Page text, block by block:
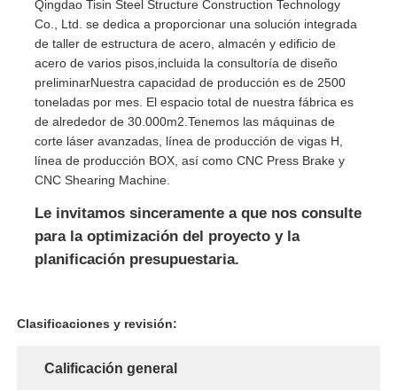
Qingdao Tisin Steel Structure Construction Technology
Co., Ltd. se dedica a proporcionar una solución integrada
de taller de estructura de acero, almacén y edificio de
acero de varios pisos,incluida la consultoría de diseño
preliminarNuestra capacidad de producción es de 2500
toneladas por mes. El espacio total de nuestra fábrica es
de alrededor de 30.000m2.Tenemos las máquinas de
corte láser avanzadas, línea de producción de vigas H,
línea de producción BOX, así como CNC Press Brake y
CNC Shearing Machine.
Le invitamos sinceramente a que nos consulte
para la optimización del proyecto y la
planificación presupuestaria.
Clasificaciones y revisión:
Calificación general